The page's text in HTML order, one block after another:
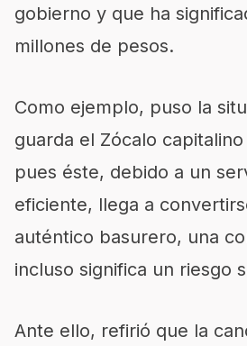
gobierno y que ha
millones de pesos.
Como ejemplo, puso la
guarda el Zócalo
pues éste, debido a un
eficiente, llega a
auténtico basurero, una
incluso significa un riesgo
Ante ello, refirió que la